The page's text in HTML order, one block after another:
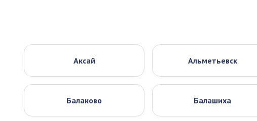
Аксай Альметьевск
Балаково Балашиха